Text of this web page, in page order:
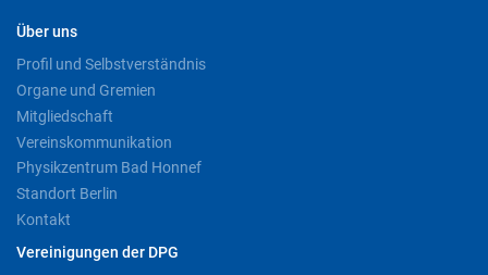
Über uns
Profil und Selbstverständnis
Organe und Gremien
Mitgliedschaft
Vereinskommunikation
Physikzentrum Bad Honnef
Standort Berlin
Kontakt
Vereinigungen der DPG